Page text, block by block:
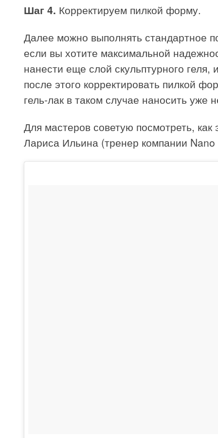
Шаг 4. Корректируем пилкой форму.
Далее можно выполнять стандартное
если вы хотите максимальной
нанести еще слой скульптурного геля,
после этого корректировать пилкой
гель-лак в таком случае наносить уже
Для мастеров советую посмотреть, как
Лариса Ильина (тренер компании